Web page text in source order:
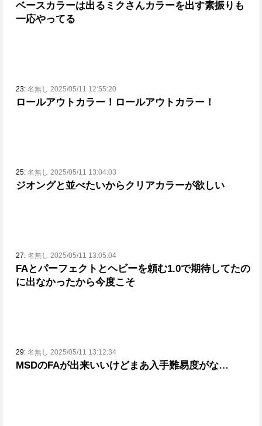
ベースカラーは出る ミクさんカラーを出す素振りも
一応やってる
23: 名無し 2025/05/11 12:55:20
ロールアウトカラー！ロールアウトカラー！
25: 名無し 2025/05/11 13:04:03
ジオングと並べたいからクリアカラーが欲しい
27: 名無し 2025/05/11 13:05:04
FAとパーフェクトとヘビーを頼む1.0で期待してたの
に出なかったから今度こそ
29: 名無し 2025/05/11 13:12:34
MSDのFAが出来いいけどまあ入手難易度がな…